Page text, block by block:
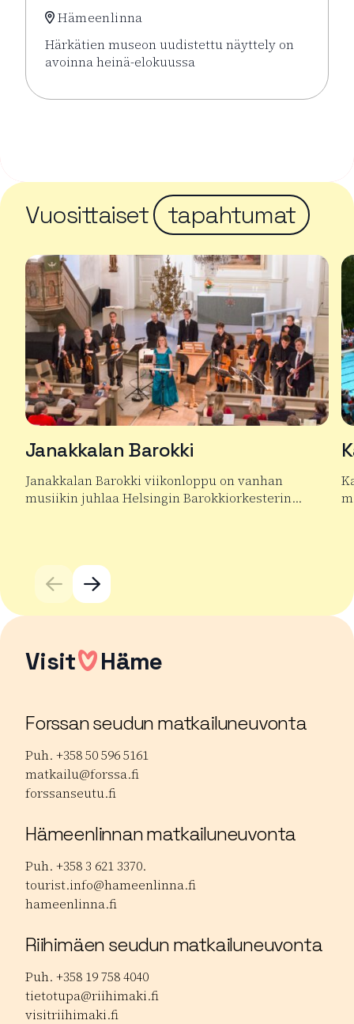
Hämeenlinna
Härkätien museon uudistettu näyttely on
avoinna heinä-elokuussa
Lue lisää tapahtumasta Härkätien museon
Vuosittaiset tapahtumat
Janakkalan Barokki
Janakkalan Barokki viikonloppu on vanhan
musiikin juhlaa Helsingin Barokkiorkesterin…
Visit Häme
Forssan seudun matkailuneuvonta
Puh. +358 50 596 5161
matkailu@forssa.fi
forssanseutu.fi
Hämeenlinnan matkailuneuvonta
Puh. +358 3 621 3370.
tourist.info@hameenlinna.fi
hameenlinna.fi
Riihimäen seudun matkailuneuvonta
Puh. +358 19 758 4040
tietotupa@riihimaki.fi
visitriihimaki.fi